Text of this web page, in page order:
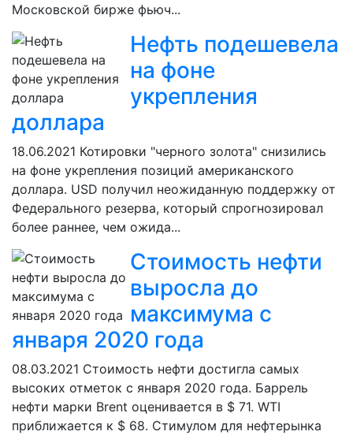
Московской бирже фьюч...
Нефть подешевела
на фоне
укрепления
доллара
18.06.2021 Котировки "черного золота" снизились
на фоне укрепления позиций американского
доллара. USD получил неожиданную поддержку от
Федерального резерва, который спрогнозировал
более раннее, чем ожида...
Стоимость нефти
выросла до
максимума с
января 2020 года
08.03.2021 Стоимость нефти достигла самых
высоких отметок с января 2020 года. Баррель
нефти марки Brent оценивается в $ 71. WTI
приближается к $ 68. Стимулом для нефтерынка